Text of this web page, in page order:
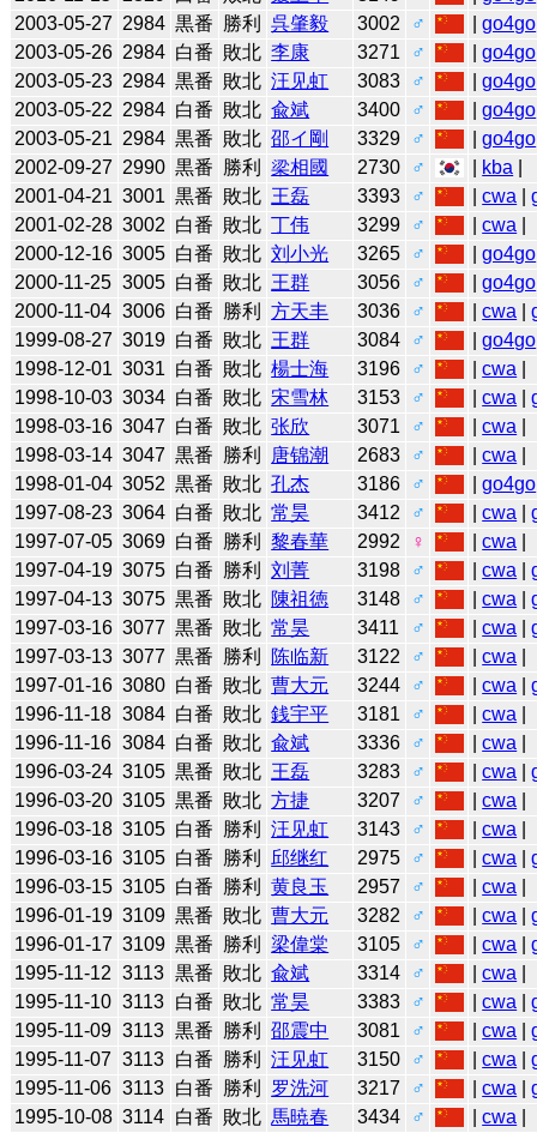
2003-05-27 2984 黒番 勝利 呉肇毅 3002 ♂ |go4go
2003-05-26 2984 白番 敗北 李康 3271 ♂ |go4go
2003-05-23 2984 黒番 敗北 汪见虹 3083 ♂ |go4go
2003-05-22 2984 白番 敗北 兪斌 3400 ♂ |go4go
2003-05-21 2984 黒番 敗北 邵イ剛 3329 ♂ |go4go
2002-09-27 2990 黒番 勝利 梁相國 2730 ♂ kba
2001-04-21 3001 黒番 敗北 王磊 3393 ♂ |cwa |
2001-02-28 3002 白番 敗北 丁伟 3299 ♂ |cwa
2000-12-16 3005 白番 敗北 刘小光 3265 ♂ |go4go
2000-11-25 3005 白番 敗北 王群 3056 ♂ |go4go
2000-11-04 3006 白番 勝利 方天丰 3036 ♂ |cwa |
1999-08-27 3019 白番 敗北 王群 3084 ♂ |go4go
1998-12-01 3031 白番 敗北 楊士海 3196 ♂ |cwa
1998-10-03 3034 白番 敗北 宋雪林 3153 ♂ |cwa |
1998-03-16 3047 白番 敗北 张欣 3071 ♂ |cwa
1998-03-14 3047 黒番 勝利 唐锦潮 2683 ♂ |cwa
1998-01-04 3052 黒番 敗北 孔杰 3186 ♂ |go4go
1997-08-23 3064 白番 敗北 常昊 3412 ♂ |cwa |
1997-07-05 3069 白番 勝利 黎春華 2992 ♀ |cwa
1997-04-19 3075 白番 勝利 刘菁 3198 ♂ |cwa |
1997-04-13 3075 黒番 敗北 陳祖徳 3148 ♂ |cwa |
1997-03-16 3077 黒番 敗北 常昊 3411 ♂ |cwa |
1997-03-13 3077 黒番 勝利 陈临新 3122 ♂ |cwa
1997-01-16 3080 白番 敗北 曹大元 3244 ♂ |cwa |
1996-11-18 3084 白番 敗北 銭宇平 3181 ♂ |cwa
1996-11-16 3084 白番 敗北 兪斌 3336 ♂ |cwa
1996-03-24 3105 黒番 敗北 王磊 3283 ♂ |cwa |
1996-03-20 3105 黒番 敗北 方捷 3207 ♂ |cwa
1996-03-18 3105 白番 勝利 汪见虹 3143 ♂ |cwa
1996-03-16 3105 白番 勝利 邱继红 2975 ♂ |cwa |
1996-03-15 3105 白番 勝利 黄良玉 2957 ♂ |cwa
1996-01-19 3109 黒番 敗北 曹大元 3282 ♂ |cwa |
1996-01-17 3109 黒番 勝利 梁偉棠 3105 ♂ |cwa |
1995-11-12 3113 黒番 敗北 兪斌 3314 ♂ |cwa
1995-11-10 3113 白番 敗北 常昊 3383 ♂ |cwa |
1995-11-09 3113 黒番 勝利 邵震中 3081 ♂ |cwa |
1995-11-07 3113 白番 勝利 汪见虹 3150 ♂ |cwa |
1995-11-06 3113 白番 勝利 罗洗河 3217 ♂ |cwa |
1995-10-08 3114 白番 敗北 馬暁春 3434 ♂ |cwa